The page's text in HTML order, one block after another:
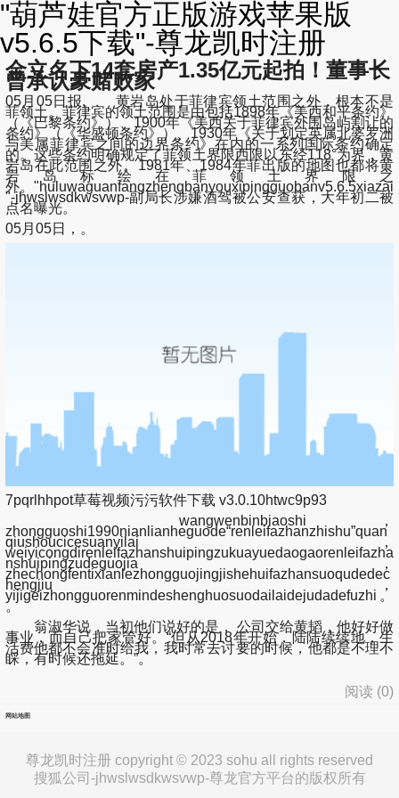
"葫芦娃官方正版游戏苹果版
v5.6.5下载"-尊龙凯时注册
金立名下14套房产1.35亿元起拍！董事长
曾承认豪赌败家
05月05日报, 黄岩岛处于菲律宾领土范围之外，根本不是
菲领土。菲律宾的领土范围是由包括1898年《美西和平条约》
（《巴黎条约》）、1900年《美西关于菲律宾外围岛屿割让的
条约》（《华盛顿条约》）、1930年《关于划定英属北婆罗洲
与美属菲律宾之间的边界条约》在内的一系列国际条约确定
的。这些条约明确规定了菲领土界限西限以东经118°为界，黄
岩岛在此范围之外。1981年、1984年菲出版的地图也都将黄
岩岛标绘在菲领土界限之
外。"huluwaguanfangzhengbanyouxipingguobanv5.6.5xiazai
"-jhwslwsdkwsvwp-副局长涉嫌酒驾被公安查获，大年初二被
点名曝光。
05月05日，。
7pqrlhhpot草莓视频污污软件下载 v3.0.10htwc9p93
wangwenbinbiaoshi，
zhongguoshi1990nianlianheguode“renleifazhanzhishu”quan
qiushoucicesuanyilai，
weiyicongdirenleifazhanshuipingzukuayuedaogaorenleifazha
nshuipingzudeguojia，
zhechongfentixianlezhongguojingjishehuifazhansuoqudedec
hengjiu，
yijigeizhongguorenmindeshenghuosuodailaidejudadefuzhi。
。
翁淑华说，当初他们说好的是， 公司交给黄韬，他好好做
事业，而自己把家管好。“但从2018年开始，陆陆续续地，生
活费他都不会准时给我，我时常去讨要的时候，他都是不理不
睬，有时候还拖延。”。
阅读 (0)
网站地图
尊龙凯时注册 copyright © 2023 sohu all rights reserved
搜狐公司-jhwslwsdkwsvwp-尊龙官方平台的版权所有